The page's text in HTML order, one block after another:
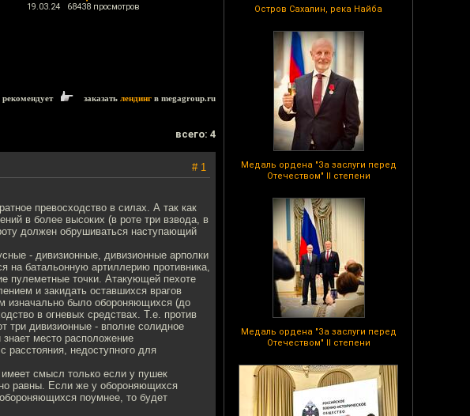
Остров Сахалин, река Найба
Медаль ордена "За заслуги перед
Отечеством" II степени
Медаль ордена "За заслуги перед
Отечеством" II степени
19.03.24 68438 просмотров
заказать лендинг в megagroup.ru
всего: 4
# 1
превосходство в силах. А так как
в более высоких (в роте три взвода, в
должен обрушиваться наступающий
- дивизионные, дивизионные арполки
на батальонную артиллерию противника,
пулеметные точки. Атакующей пехоте
и закидать оставшихся врагов
изначально было обороняющихся (до
в огневых средствах. Т.е. против
три дивизионные - вполне солидное
место расположение
расстояния, недоступного для
смысл только если у пушек
равны. Если же у обороняющихся
поумнее, то будет